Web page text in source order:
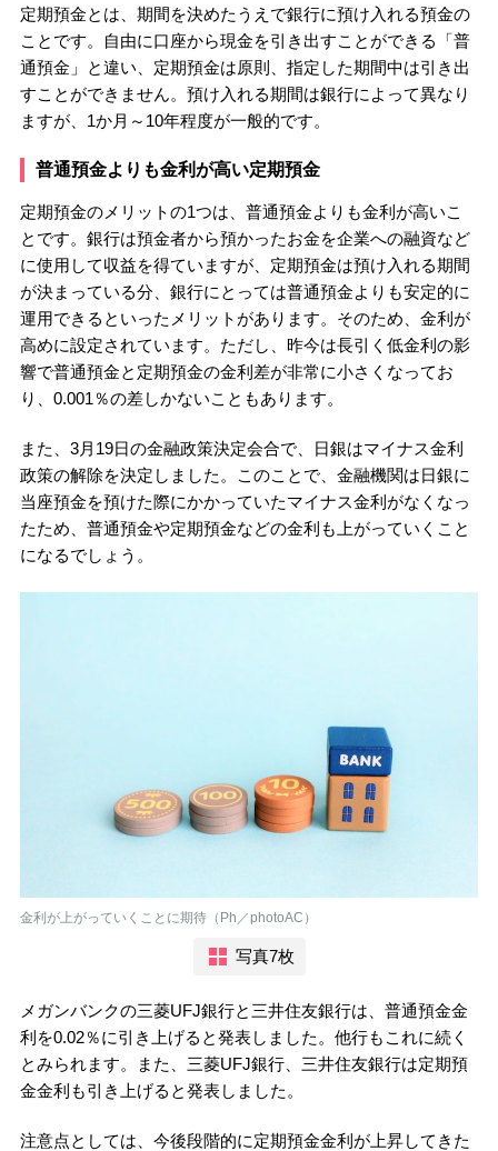
定期預金とは、期間を決めたうえで銀行に預け入れる預金の
ことです。自由に口座から現金を引き出すことができる「普
通預金」と違い、定期預金は原則、指定した期間中は引き出
すことができません。預け入れる期間は銀行によって異なり
ますが、1か月～10年程度が一般的です。
普通預金よりも金利が高い定期預金
定期預金のメリットの1つは、普通預金よりも金利が高いこ
とです。銀行は預金者から預かったお金を企業への融資など
に使用して収益を得ていますが、定期預金は預け入れる期間
が決まっている分、銀行にとっては普通預金よりも安定的に
運用できるといったメリットがあります。そのため、金利が
高めに設定されています。ただし、昨今は長引く低金利の影
響で普通預金と定期預金の金利差が非常に小さくなってお
り、0.001％の差しかないこともあります。
また、3月19日の金融政策決定会合で、日銀はマイナス金利
政策の解除を決定しました。このことで、金融機関は日銀に
当座預金を預けた際にかかっていたマイナス金利がなくなっ
たため、普通預金や定期預金などの金利も上がっていくこと
になるでしょう。
金利が上がっていくことに期待（Ph／photoAC）
写真7枚
メガンバンクの三菱UFJ銀行と三井住友銀行は、普通預金金
利を0.02％に引き上げると発表しました。他行もこれに続く
とみられます。また、三菱UFJ銀行、三井住友銀行は定期預
金金利も引き上げると発表しました。
注意点としては、今後段階的に定期預金金利が上昇してきた